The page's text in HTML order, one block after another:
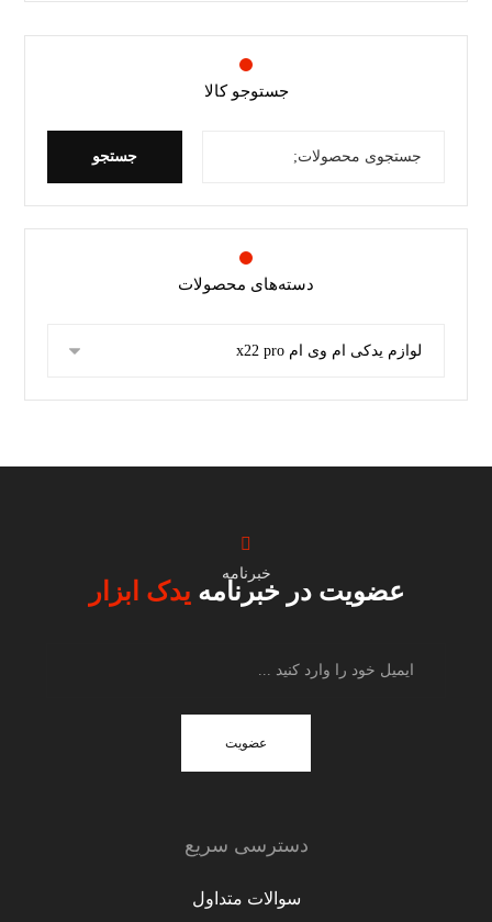
جستوجو کالا
جستجو
دسته‌های محصولات
خبرنامه
عضویت در خبرنامه یدک ابزار
عضویت
دسترسی سریع
سوالات متداول